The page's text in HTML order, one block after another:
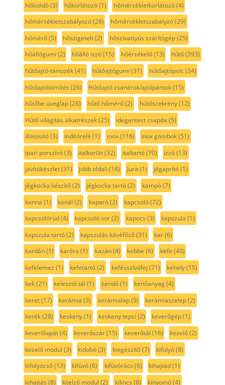
hőkioldó(3) hőkorlátozó(1) hőmérsékletkorlátozó(4)
hőmérsékletszabályozó(28) hőmérsékletszabályzó(29)
hőmérő(5) hőszigetelt(2) hőszivattyús szárítógép(25)
hőállógumi (2) hőálló izzó(15) hőérzékelő(13) hűtő(393)
hűtőajtó-tartozék(41) hűtőajtógumi (31) hűtőajtópolc(34)
hűtőajtótömítés (26) Hűtőajtó zsanérok/ajtópántok(15)
hűtőbe üveglap(26) hűtő hőmérő(2) hűtőszekrény(12)
Hűtő világítás alkatrészek(25) idegentest csapda (5)
illatosító(3) indítórelé (1) inox(116) inox gombok(51)
ipari porszívó(3) italkorlát(32) italtartó(70) izzó(13)
javítókészlet(31) jobb oldali (18) Jura (1) jégaprító(1)
jégkocka készítő(2) jégkocka tartó(2) kampó(7)
kanna (1) kanál (2) kaparó(2) kapcsoló(72)
kapcsolórúd(4) kapcsoló sor(2) kapocs (3) kapszula (1)
kapszula tartó(2) kapszulás kávéfőző(31) kar(6)
kardán(1) karóra (1) kazán(4) kebbe (6) kefe (40)
kefelemez (1) kefetartó(2) kefésszívófej (71) kehely(15)
kek(21) kelesztő tál (1) kendő(1) kenőanyag(4)
keret(17) kerámia (3) kerámialap(9) kerámiaszelep(2)
kerék(28) keskeny(1) keskeny tepsi (2) keverőgép(1)
keverőlapát(4) keverőszár(15) keverőtál (16) kezelő(2)
kezelő modul (3) kidobó(3) kiegészítő(7) kifolyó(8)
kifolyócső(13) kifúvó(6) kifúvórács (6) kihajtád(1)
kihajtás (8) kijelző modul (2) kilincs (8) kinyomó(4)